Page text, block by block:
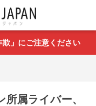
欺」にご注意ください
属ライバー、